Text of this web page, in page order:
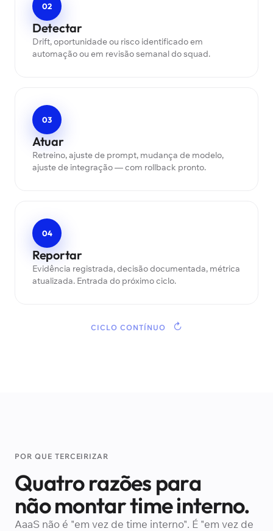
02
Detectar
Drift, oportunidade ou risco identificado em
automação ou em revisão semanal do squad.
03
Atuar
Retreino, ajuste de prompt, mudança de modelo,
ajuste de integração — com rollback pronto.
04
Reportar
Evidência registrada, decisão documentada, métrica
atualizada. Entrada do próximo ciclo.
CICLO CONTÍNUO ↻
POR QUE TERCEIRIZAR
Quatro razões para
não montar time interno.
AaaS não é "em vez de time interno". É "em vez de